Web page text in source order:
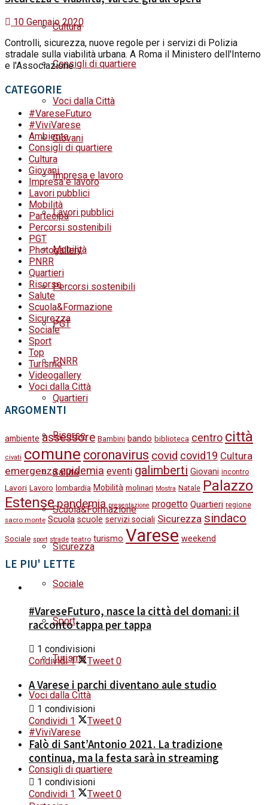
Cultura
Consigli di quartiere
Voci dalla Città
Giovani
Impresa e lavoro
Lavori pubblici
Mobilità
Percorsi sostenibili
PGT
PNRR
Quartieri
Risorse
Salute
Scuola&Formazione
Sicurezza
Sociale
Sport
Turismo
Voci dalla Città
#ViviVarese
Consigli di quartiere
10 Gennaio 2020
Controlli, sicurezza, nuove regole per i servizi di Polizia
stradale sulla viabilità urbana. A Roma il Ministero dell'Interno
e l'Associazione ...
CATEGORIE
#VareseFuturo
#ViviVarese
Ambiente
Consigli di quartiere
Cultura
Giovani
Impresa e lavoro
Lavori pubblici
Mobilità
Partecipa
Percorsi sostenibili
PGT
Photogallery
PNRR
Quartieri
Risorse
Salute
Scuola&Formazione
Sicurezza
Sociale
Sport
Top
Turismo
Videogallery
Voci dalla Città
ARGOMENTI
ambiente assessore Bambini bando biblioteca centro città
civati comune coronavirus covid covid19 Cultura
emergenza epidemia eventi galimberti Giovani incontro
Lavori Lavoro lombardia Mobilità molinari Mostra Natale Palazzo
Estensepandemia presentazione progetto Quartieri regione
sacro monte Scuola scuole servizi sociali Sicurezza sindaco
Sociale sport strade teatro turismo Varese weekend
LE PIU' LETTE
#VareseFuturo, nasce la città del domani: il
racconto tappa per tappa
1 condivisioni
Condividi 1 Tweet 0
A Varese i parchi diventano aule studio
1 condivisioni
Condividi 1 Tweet 0
Falò di Sant’Antonio 2021. La tradizione
continua, ma la festa sarà in streaming
1 condivisioni
Condividi 1 Tweet 0